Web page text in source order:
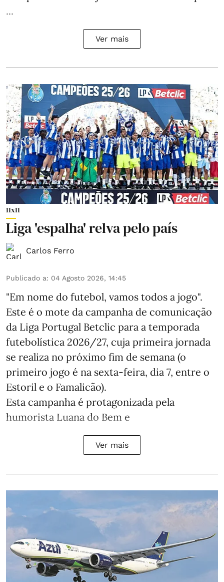
...
Ver mais
11x11
Liga 'espalha' relva pelo país
Carlos Ferro
Publicado a: 04 Agosto 2026, 14:45
"Em nome do futebol, vamos todos a jogo".
Este é o mote da campanha de comunicação
da Liga Portugal Betclic para a temporada
futebolística 2026/27, cuja primeira jornada
se realiza no próximo fim de semana (o
primeiro jogo é na sexta-feira, dia 7, entre o
Estoril e o Famalicão).
Esta campanha é protagonizada pela
humorista Luana do Bem e
Ver mais